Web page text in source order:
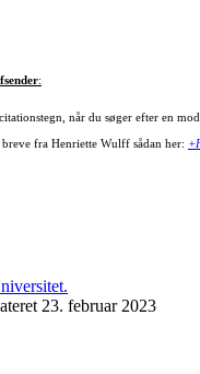
:
når du søger efter en
fra Henriette Wulff sådan her:
23. februar 2023